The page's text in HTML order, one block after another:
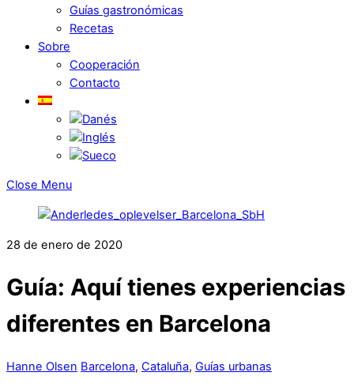
Guías gastronómicas
Recetas
Sobre
Cooperación
Contacto
Close Menu
28 de enero de 2020
Guía: Aquí tienes experiencias
diferentes en Barcelona
Hanne Olsen Barcelona, Cataluña, Guías urbanas